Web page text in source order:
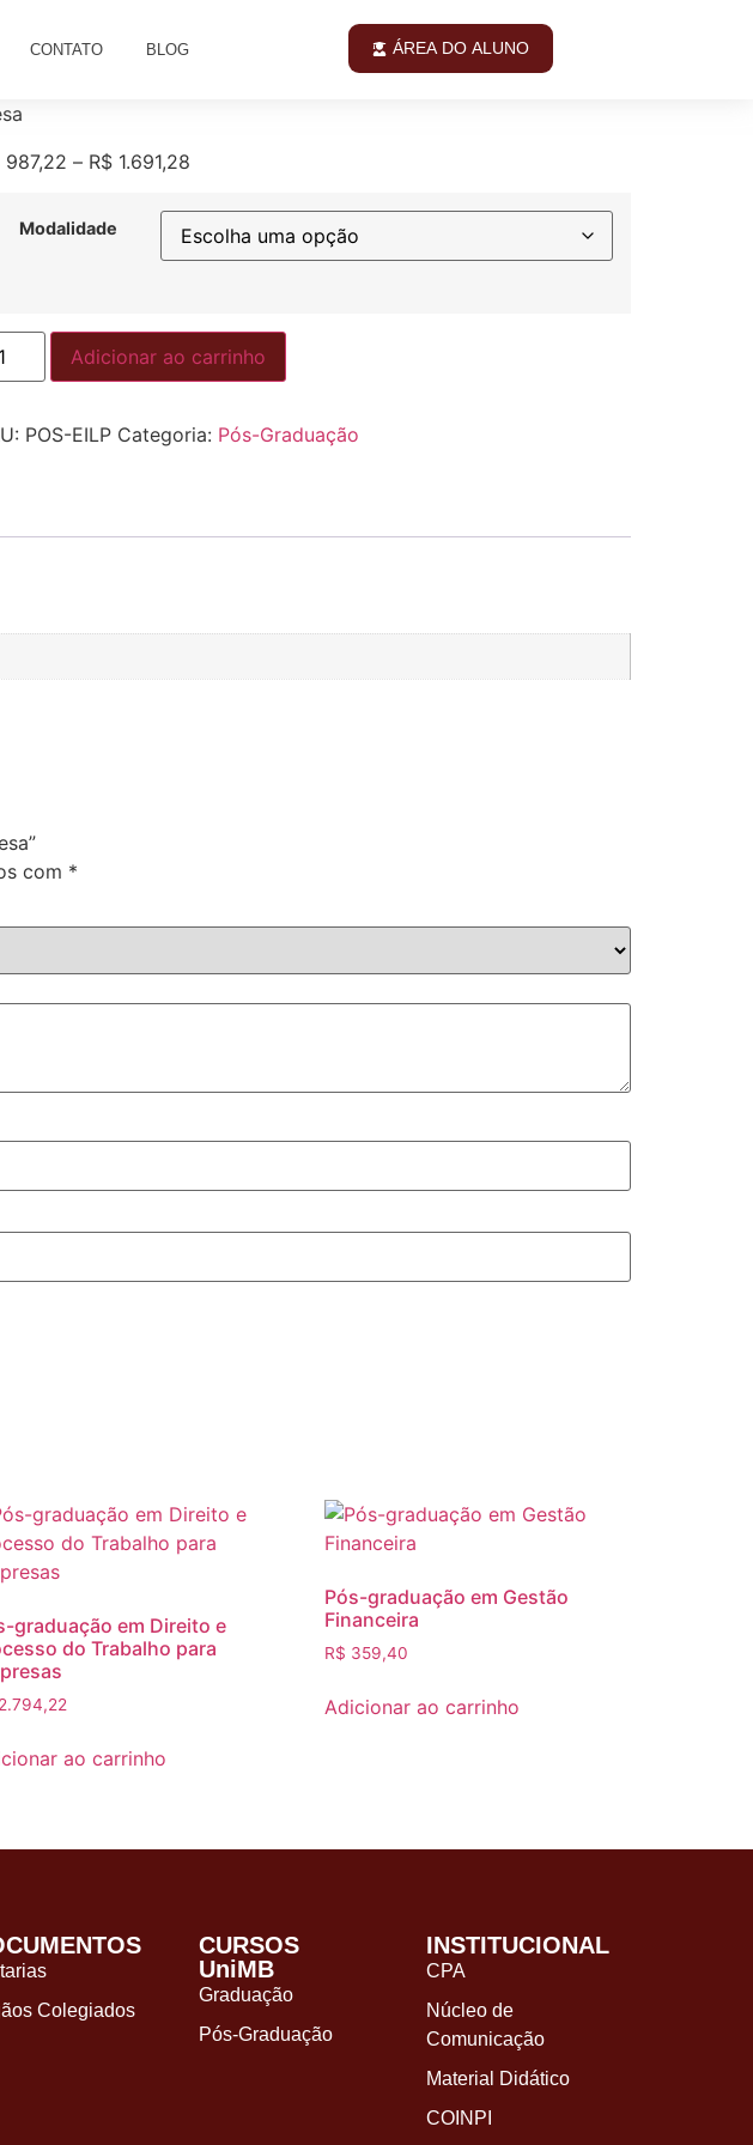
CONTATO BLOG ÁREA DO ALUNO
987,22 – R$1.691,28
Modalidade
Adicionar ao carrinho
POS-EILP Categoria: Pós-Graduação
com *
graduação em Direito e
do Trabalho para
2.794,22
ao carrinho
Pós-graduação em Gestão
Financeira
R$ 359,40
Adicionar ao carrinho
Colegiados
CURSOS
UniMB
Graduação
Pós-Graduação
INSTITUCIONAL
CPA
Núcleo de
Comunicação
Material Didático
COINPI